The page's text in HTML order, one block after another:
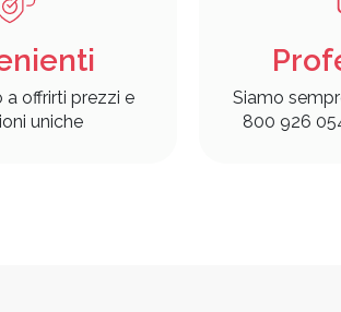
a offrirti prezzi e
uniche
Siamo
800 926